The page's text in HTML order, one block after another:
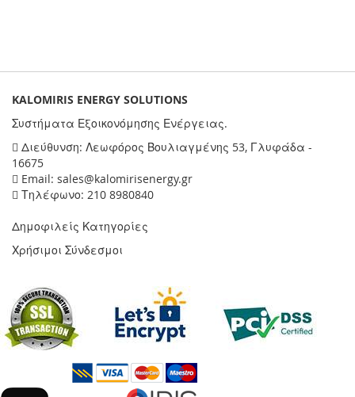
KALOMIRIS ENERGY SOLUTIONS
Συστήματα Εξοικονόμησης Ενέργειας.
Διεύθυνση: Λεωφόρος Βουλιαγμένης 53, Γλυφάδα -
16675
Email: sales@kalomirisenergy.gr
Τηλέφωνο: 210 8980840
Δημοφιλείς Κατηγορίες
Χρήσιμοι Σύνδεσμοι